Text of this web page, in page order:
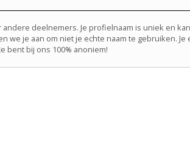
deelnemers. Je profielnaam is uniek en
we je aan om niet je echte naam te gebruiken. Je
bent bij ons 100% anoniem!